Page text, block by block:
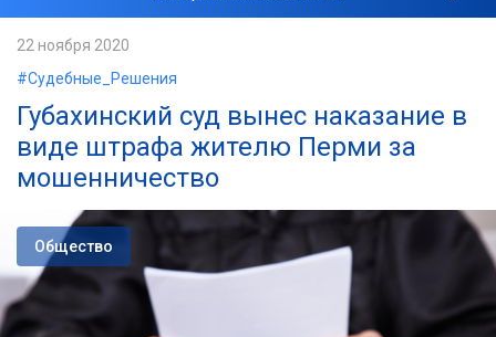
22 ноября 2020
#Судебные_Решения
Губахинский суд вынес наказание в
виде штрафа жителю Перми за
мошенничество
Общество